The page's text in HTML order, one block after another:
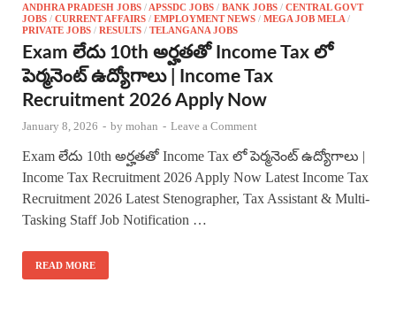
ANDHRA PRADESH JOBS / APSSDC JOBS / BANK JOBS / CENTRAL GOVT
JOBS / CURRENT AFFAIRS / EMPLOYMENT NEWS / MEGA JOB MELA /
PRIVATE JOBS / RESULTS / TELANGANA JOBS
Exam లేదు 10th అర్హతతో Income Tax లో
పెర్మనెంట్ ఉద్యోగాలు | Income Tax
Recruitment 2026 Apply Now
January 8, 2026 - by mohan - Leave a Comment
Exam లేదు 10th అర్హతతో Income Tax లో పెర్మనెంట్ ఉద్యోగాలు |
Income Tax Recruitment 2026 Apply Now Latest Income Tax
Recruitment 2026 Latest Stenographer, Tax Assistant & Multi-
Tasking Staff Job Notification …
READ MORE